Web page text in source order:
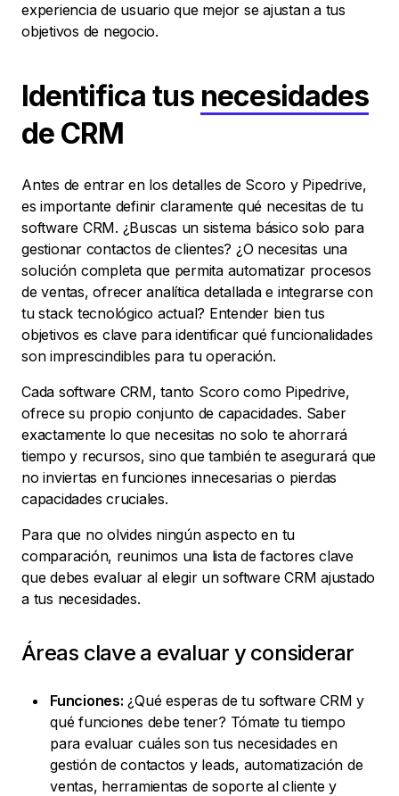
experiencia de usuario que mejor se ajustan a tus
objetivos de negocio.
Identifica tus necesidades
de CRM
Antes de entrar en los detalles de Scoro y Pipedrive,
es importante definir claramente qué necesitas de tu
software CRM. ¿Buscas un sistema básico solo para
gestionar contactos de clientes? ¿O necesitas una
solución completa que permita automatizar procesos
de ventas, ofrecer analítica detallada e integrarse con
tu stack tecnológico actual? Entender bien tus
objetivos es clave para identificar qué funcionalidades
son imprescindibles para tu operación.
Cada software CRM, tanto Scoro como Pipedrive,
ofrece su propio conjunto de capacidades. Saber
exactamente lo que necesitas no solo te ahorrará
tiempo y recursos, sino que también te asegurará que
no inviertas en funciones innecesarias o pierdas
capacidades cruciales.
Para que no olvides ningún aspecto en tu
comparación, reunimos una lista de factores clave
que debes evaluar al elegir un software CRM ajustado
a tus necesidades.
Áreas clave a evaluar y considerar
Funciones: ¿Qué esperas de tu software CRM y
qué funciones debe tener? Tómate tu tiempo
para evaluar cuáles son tus necesidades en
gestión de contactos y leads, automatización de
ventas, herramientas de soporte al cliente y